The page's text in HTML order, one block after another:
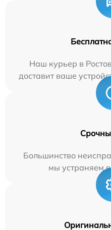
Наш курьер в
доставит ваше
Большинство
мы устраняем